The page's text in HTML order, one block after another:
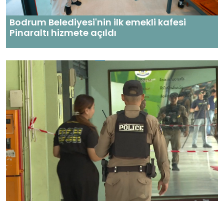
Bodrum Belediyesi'nin ilk emekli kafesi
Pinaraltı hizmete açıldı